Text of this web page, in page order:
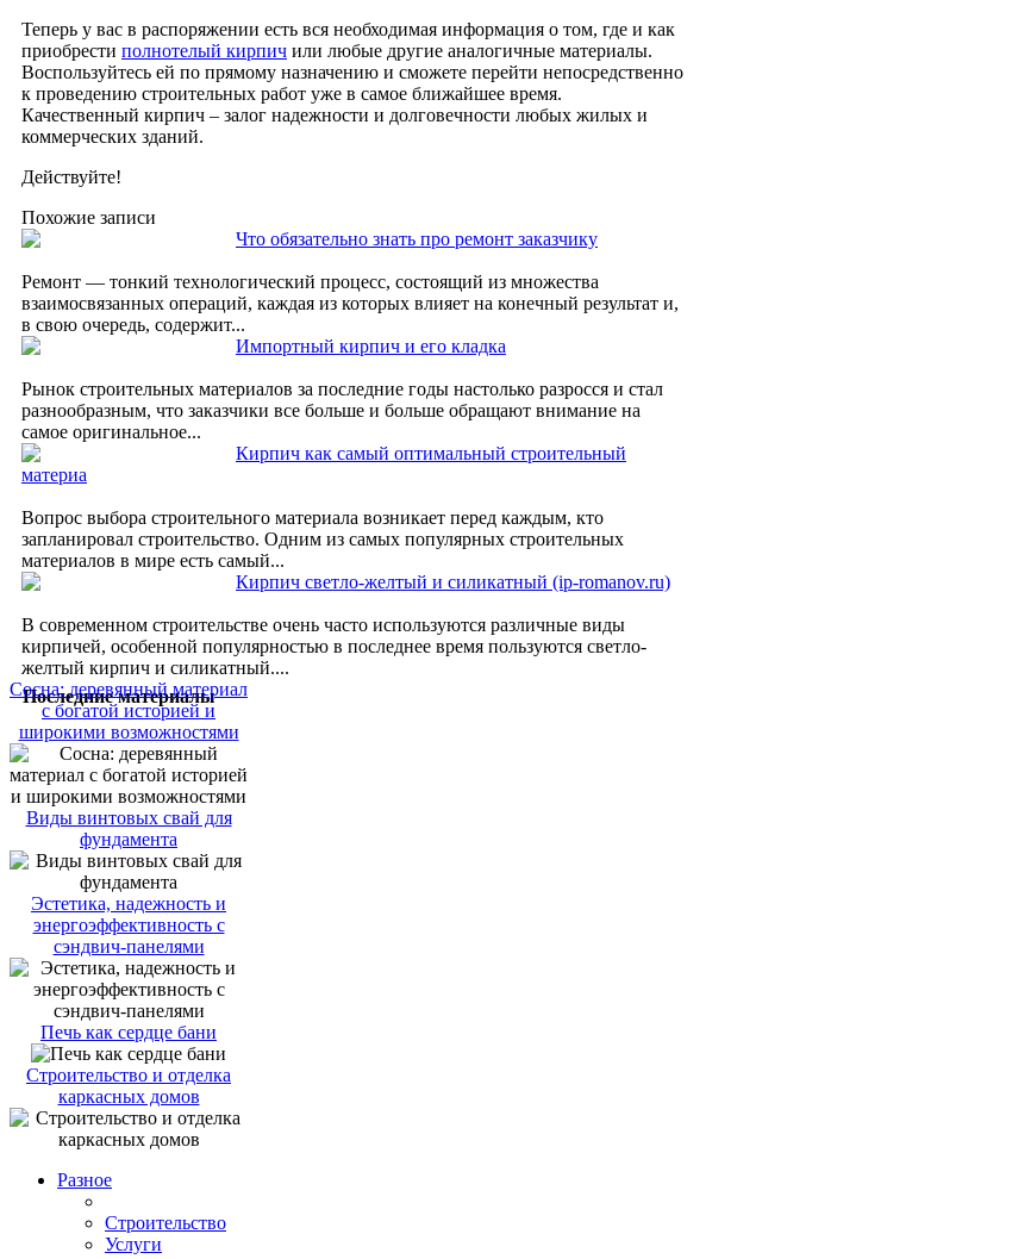
Теперь у вас в распоряжении есть вся необходимая информация о том, где и как
приобрести полнотелый кирпич или любые другие аналогичные материалы.
Воспользуйтесь ей по прямому назначению и сможете перейти непосредственно
к проведению строительных работ уже в самое ближайшее время.
Качественный кирпич – залог надежности и долговечности любых жилых и
коммерческих зданий.
Действуйте!
Похожие записи
Что обязательно знать про ремонт заказчику
Ремонт — тонкий технологический процесс, состоящий из множества
взаимосвязанных операций, каждая из которых влияет на конечный результат и,
в свою очередь, содержит...
Импортный кирпич и его кладка
Рынок строительных материалов за последние годы настолько разросся и стал
разнообразным, что заказчики все больше и больше обращают внимание на
самое оригинальное...
Кирпич как самый оптимальный строительный
материа
Вопрос выбора строительного материала возникает перед каждым, кто
запланировал строительство. Одним из самых популярных строительных
материалов в мире есть самый...
Кирпич светло-желтый и силикатный (ip-romanov.ru)
В современном строительстве очень часто используются различные виды
кирпичей, особенной популярностью в последнее время пользуются светло-
желтый кирпич и силикатный....
Последние материалы
Сосна: деревянный материал
с богатой историей и
широкими возможностями
Виды винтовых свай для
фундамента
Эстетика, надежность и
энергоэффективность с
сэндвич-панелями
Печь как сердце бани
Строительство и отделка
каркасных домов
Разное
Строительство
Услуги